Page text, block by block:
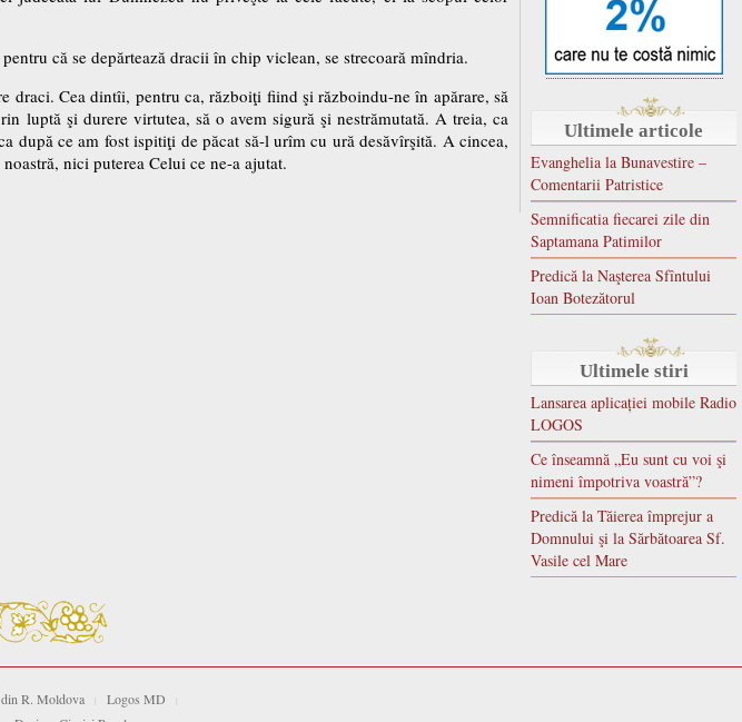
Ultimele articole
Evanghelia la Bunavestire –
Comentarii Patristice
Semnificatia fiecarei zile din
Saptamana Patimilor
Predică la Naşterea Sfîntului
Ioan Botezătorul
Ultimele stiri
Lansarea aplicației mobile Radio
LOGOS
Ce înseamnă „Eu sunt cu voi şi
nimeni împotriva voastră”?
Predică la Tăierea împrejur a
Domnului şi la Sărbătoarea Sf.
Vasile cel Mare
că se depărtează dracii în chip viclean, se strecoară mîndria.
Cea dintîi, pentru ca, războiţi fiind şi războindu-ne în apărare, să
luptă şi durere virtutea, să o avem sigură şi nestrămutată. A treia, ca
ce am fost ispitiţi de păcat să-l urîm cu ură desăvîrşită. A cincea,
nici puterea Celui ce ne-a ajutat.
R. Moldova Logos MD